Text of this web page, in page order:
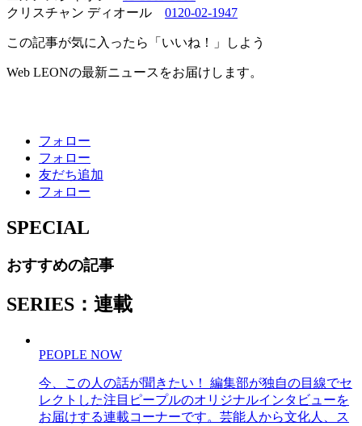
クリスチャン ディオール 0120-02-1947
この記事が気に入ったら「いいね！」しよう
Web LEONの最新ニュースをお届けします。
フォロー
フォロー
友だち追加
フォロー
SPECIAL
おすすめの記事
SERIES：連載
PEOPLE NOW
今、この人の話が聞きたい！ 編集部が独自の目線でセ
レクトした注目ピープルのオリジナルインタビューを
お届けする連載コーナーです。芸能人から文化人、ス